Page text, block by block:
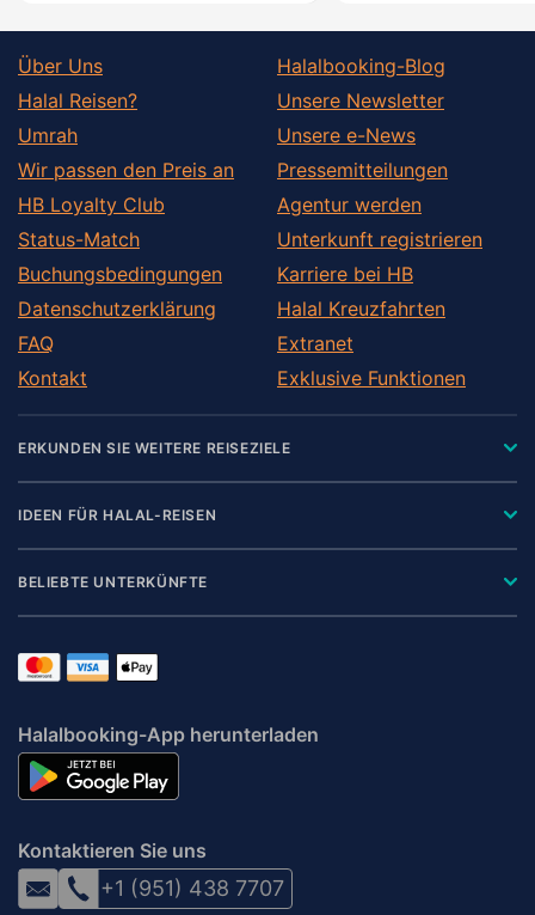
Über Uns
Halal Reisen?
Umrah
Wir passen den Preis an
HB Loyalty Club
Status-Match
Buchungsbedingungen
Datenschutzerklärung
FAQ
Kontakt
Halalbooking-Blog
Unsere Newsletter
Unsere e-News
Pressemitteilungen
Agentur werden
Unterkunft registrieren
Karriere bei HB
Halal Kreuzfahrten
Extranet
Exklusive Funktionen
ERKUNDEN SIE WEITERE REISEZIELE
IDEEN FÜR HALAL-REISEN
BELIEBTE UNTERKÜNFTE
Halalbooking-App herunterladen
Kontaktieren Sie uns
+1 (951) 438 7707